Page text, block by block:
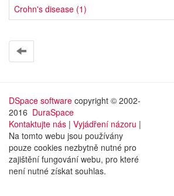
Crohn's disease (1)
DSpace software copyright © 2002-
2016 DuraSpace
Kontaktujte nás | Vyjádření názoru |
Na tomto webu jsou používány
pouze cookies nezbytně nutné pro
zajištění fungování webu, pro které
není nutné získat souhlas.